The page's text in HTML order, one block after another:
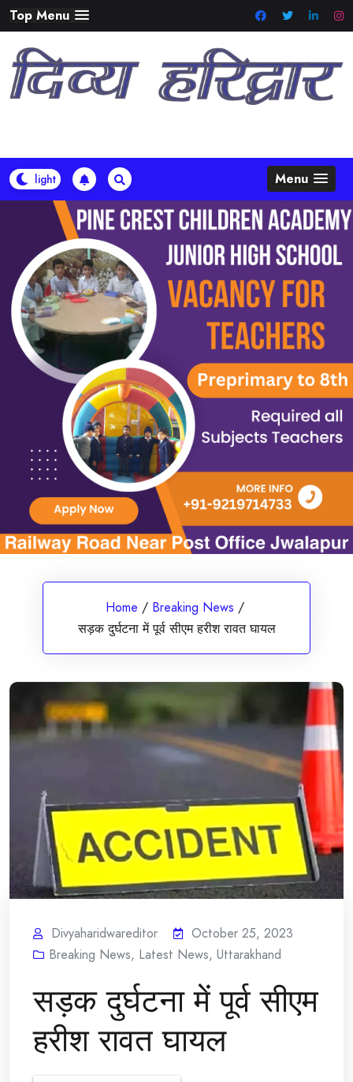
Skip
to
content
Top Menu
Menu
Home / Breaking News /
सड़क दुर्घटना में पूर्व सीएम हरीश रावत घायल
Divyaharidwareditor
October 25, 2023
Breaking News, Latest News, Uttarakhand
सड़क दुर्घटना में पूर्व सीएम
हरीश रावत घायल